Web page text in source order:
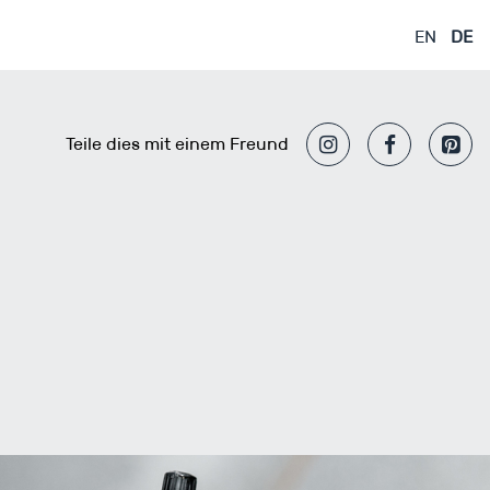
EN DE
Teile dies mit einem Freund